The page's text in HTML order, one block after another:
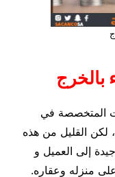
بالخرج
المتخصصة في
، لكن القليل من هذه
إلى العميل و
منزله وعقاره.